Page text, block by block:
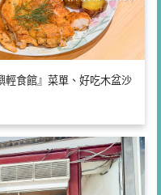
輕食館』菜單、好吃木盆沙